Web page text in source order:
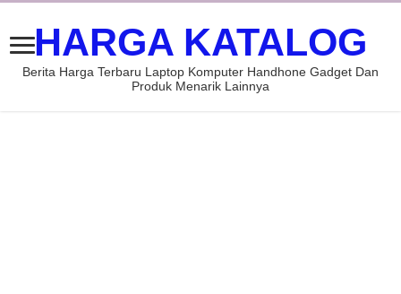
HARGA KATALOG
Berita Harga Terbaru Laptop Komputer Handhone Gadget Dan
Produk Menarik Lainnya